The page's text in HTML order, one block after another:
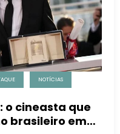
NOTÍCIAS
o cineasta que
brasileiro em